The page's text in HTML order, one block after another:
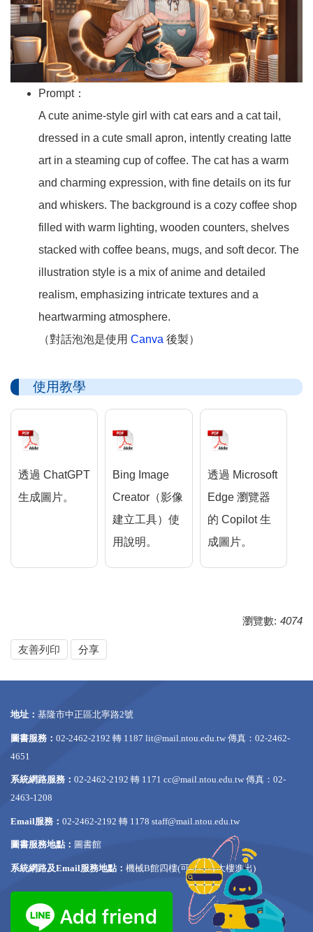
Prompt：
A cute anime-style girl with cat ears and a cat tail,
dressed in a cute small apron, intently creating latte
art in a steaming cup of coffee. The cat has a warm
and charming expression, with fine details on its fur
and whiskers. The background is a cozy coffee shop
filled with warm lighting, wooden counters, shelves
stacked with coffee beans, mugs, and soft decor. The
illustration style is a mix of anime and detailed
realism, emphasizing intricate textures and a
heartwarming atmosphere.
（對話泡泡是使用 Canva 後製）
使用教學
透過 ChatGPT
生成圖片。
Bing Image
Creator（影像
建立工具）使
用說明。
透過 Microsoft
Edge 瀏覽器
的 Copilot 生
成圖片。
瀏覽數: 4074
友善列印 分享
地址： 基隆市中正區北寧路2號
圖書服務： 02-2462-2192 轉 1187 lit@mail.ntou.edu.tw 傳真：02-2462-
4651
系統網路服務： 02-2462-2192 轉 1171 cc@mail.ntou.edu.tw 傳真：02-
2463-1208
Email服務： 02-2462-2192 轉 1178 staff@mail.ntou.edu.tw
圖書服務地點： 圖書館
系統網路及Email服務地點： 機械B館四樓(可從行政大樓進出)